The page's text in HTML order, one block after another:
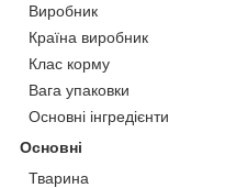
Виробник
Країна виробник
Клас корму
Вага упаковки
Основні інгредієнти
Основні
Тварина